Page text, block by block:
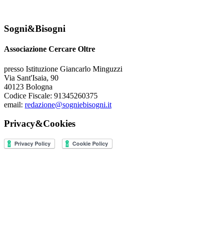
Sogni&Bisogni
Associazione Cercare Oltre
presso Istituzione Giancarlo Minguzzi
Via Sant'Isaia, 90
40123 Bologna
Codice Fiscale: 91345260375
email: redazione@sogniebisogni.it
Privacy&Cookies